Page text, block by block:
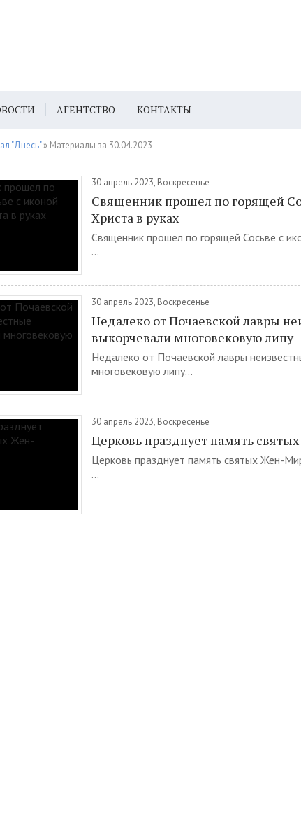
АГЕНТСТВО КОНТАКТЫ
"Днесь"» Материалы за 30.04.2023
30 апрель 2023, Воскресенье
Священник прошел по горящей
Христа в руках
Священник прошел по горящей Сосьве с
...
30 апрель 2023, Воскресенье
Недалеко от Почаевской лавры
выкорчевали многовековую липу
Недалеко от Почаевской лавры
многовековую липу...
30 апрель 2023, Воскресенье
Церковь празднует память
Церковь празднует память святых Жен-
...